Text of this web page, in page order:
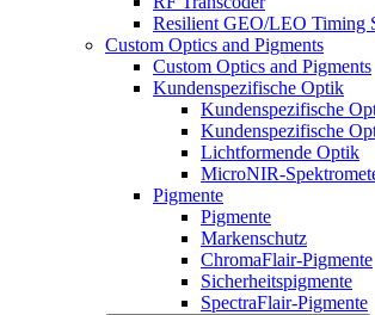
Resilient GEO/LEO Timing
Custom Optics and Pigments
Custom Optics and Pigments
Kundenspezifische Optik
Kundenspezifische
Kundenspezifische
Lichtformende Optik
MicroNIR-
Pigmente
Pigmente
Markenschutz
ChromaFlair-Pigmente
Sicherheitspigmente
SpectraFlair-Pigmente